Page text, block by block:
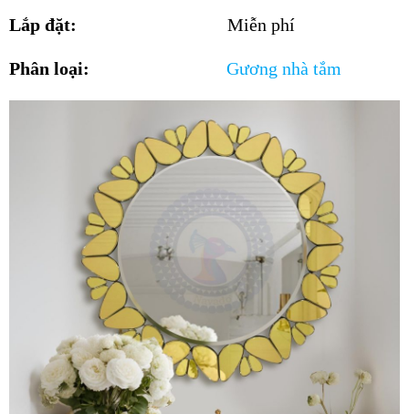
Lắp đặt: Miễn phí
Phân loại: Gương nhà tắm